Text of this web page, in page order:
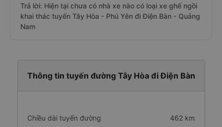
Trả lời: Hiện tại chưa có nhà xe nào có loại xe ghế ngồi
khai thác tuyến Tây Hòa - Phú Yên đi Điện Bàn - Quảng
Nam
Thông tin tuyến đường Tây Hòa đi Điện Bàn
Chiều dài tuyến đường 462 km